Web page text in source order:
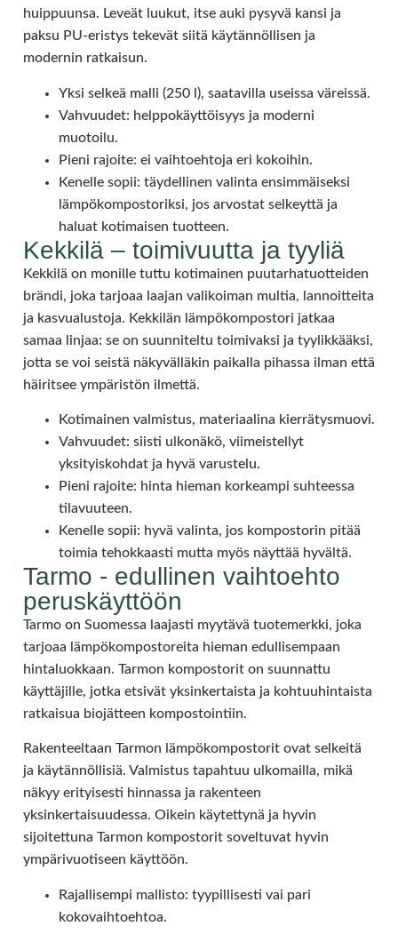
huippuunsa. Leveät luukut, itse auki pysyvä kansi ja
paksu PU-eristys tekevät siitä käytännöllisen ja
modernin ratkaisun.
Yksi selkeä malli (250 l), saatavilla useissa väreissä.
Vahvuudet: helppokäyttöisyys ja moderni
muotoilu.
Pieni rajoite: ei vaihtoehtoja eri kokoihin.
Kenelle sopii: täydellinen valinta ensimmäiseksi
lämpökompostoriksi, jos arvostat selkeyttä ja
haluat kotimaisen tuotteen.
Kekkilä – toimivuutta ja tyyliä
Kekkilä on monille tuttu kotimainen puutarhatuotteiden
brändi, joka tarjoaa laajan valikoiman multia, lannoitteita
ja kasvualustoja. Kekkilän lämpökompostori jatkaa
samaa linjaa: se on suunniteltu toimivaksi ja tyylikkääksi,
jotta se voi seistä näkyvälläkin paikalla pihassa ilman että
häiritsee ympäristön ilmettä.
Kotimainen valmistus, materiaalina kierrätysmuovi.
Vahvuudet: siisti ulkonäkö, viimeistellyt
yksityiskohdat ja hyvä varustelu.
Pieni rajoite: hinta hieman korkeampi suhteessa
tilavuuteen.
Kenelle sopii: hyvä valinta, jos kompostorin pitää
toimia tehokkaasti mutta myös näyttää hyvältä.
Tarmo - edullinen vaihtoehto
peruskäyttöön
Tarmo on Suomessa laajasti myytävä tuotemerkki, joka
tarjoaa lämpökompostoreita hieman edullisempaan
hintaluokkaan. Tarmon kompostorit on suunnattu
käyttäjille, jotka etsivät yksinkertaista ja kohtuuhintaista
ratkaisua biojätteen kompostointiin.
Rakenteeltaan Tarmon lämpökompostorit ovat selkeitä
ja käytännöllisiä. Valmistus tapahtuu ulkomailla, mikä
näkyy erityisesti hinnassa ja rakenteen
yksinkertaisuudessa. Oikein käytettynä ja hyvin
sijoitettuna Tarmon kompostorit soveltuvat hyvin
ympärivuotiseen käyttöön.
Rajallisempi mallisto: tyypillisesti vai pari
kokovaihtoehtoa.